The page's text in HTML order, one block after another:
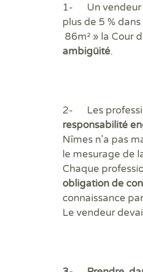
1- Un vendeur
plus de 5 %
86m² » la Cour
ambigüité.
2- Les
responsabilité
Nîmes n’a pas
le mesurage de
Chaque
obligation de
connaissance
Le vendeur